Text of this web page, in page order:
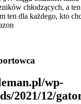
chłodzących, a
ten dla każdego, kto
wp-
2021/12/